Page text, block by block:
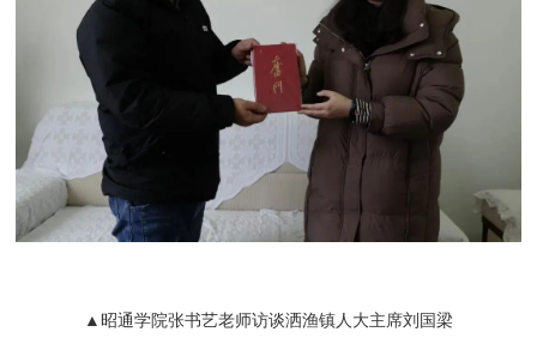
▲昭通学院张书艺老师访谈洒渔镇人大主席刘国梁